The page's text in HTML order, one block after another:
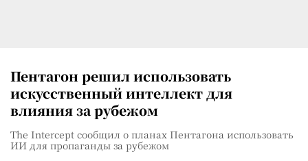
Пентагон решил использовать
искусственный интеллект для
влияния за рубежом
The Intercept сообщил о планах Пентагона использовать
ИИ для пропаганды за рубежом